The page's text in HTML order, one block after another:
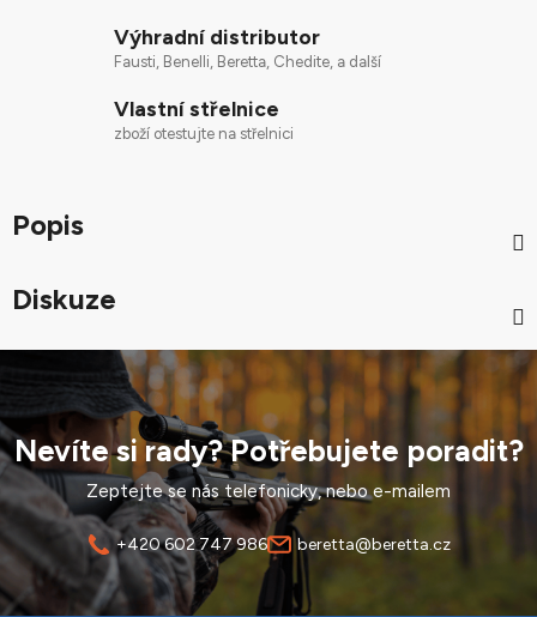
Výhradní distributor
Fausti, Benelli, Beretta, Chedite, a další
Vlastní střelnice
zboží otestujte na střelnici
Popis
Diskuze
Nevíte si rady? Potřebujete poradit?
Zeptejte se nás telefonicky, nebo e-mailem
+420 602 747 986 beretta@beretta.cz